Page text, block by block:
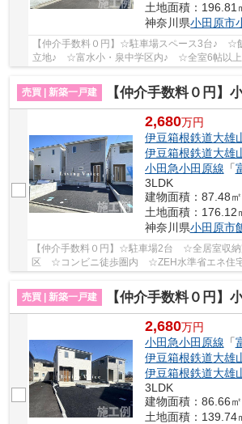
土地面積：196.81
神奈川県小田原市
【仲介手数料０円】☆駐車場スペース3台♪ ☆
立地♪ ☆富水小・泉中学区内♪ ☆全室6帖以上
売買 | 新築一戸建
【仲介手数料０円】小田原市飯田岡第20
2,680万円
伊豆箱根鉄道大雄
伊豆箱根鉄道大雄
小田急小田原線 「
3LDK
建物面積：87.48㎡
土地面積：176.12
神奈川県小田原市
【仲介手数料０円】☆駐車場2台 ☆全居室収
区 ☆コンビニ徒歩圏内 ☆ZEH水準省エネ住
等級3 ☆駅徒歩圏内♪ 【小田原市の新築一戸建
売買 | 新築一戸建
【仲介手数料０円】小田原市新屋第4
2,680万円
小田急小田原線 「
伊豆箱根鉄道大雄
伊豆箱根鉄道大雄
3LDK
建物面積：86.66㎡
土地面積：139.74